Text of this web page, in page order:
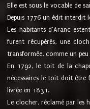
Elle est sous le vocable de
Depuis 1776 un édit interdit
Les habitants d'Aranc
furent récupérés, une
transformée, comme un
En 1792, le toit de la
nécessaires le toit doit être
livrée en 1831.
Le clocher, réclamé par les